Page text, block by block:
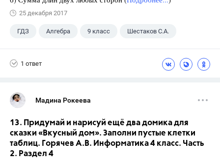
25 декабря 2017
ГДЗ Алгебра 9 класс Шестаков С.А.
1 ответ
Мадина Рокеева
13. Придумай и нарисуй ещё два домика для
сказки «Вкусный дом». Заполни пустые клетки
таблиц. Горячев А.В. Информатика 4 класс. Часть
2. Раздел 4